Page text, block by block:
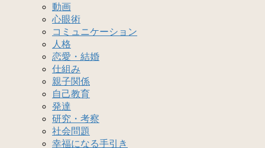
動画
心眼術
コミュニケーション
人格
恋愛・結婚
仕組み
親子関係
自己教育
発達
研究・考察
社会問題
幸福になる手引き